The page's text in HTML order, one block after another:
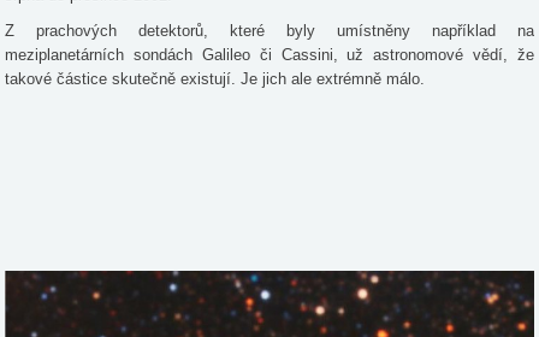
Z prachových detektorů, které byly umístněny například na
meziplanetárních sondách Galileo či Cassini, už astronomové vědí, že
takové částice skutečně existují. Je jich ale extrémně málo.